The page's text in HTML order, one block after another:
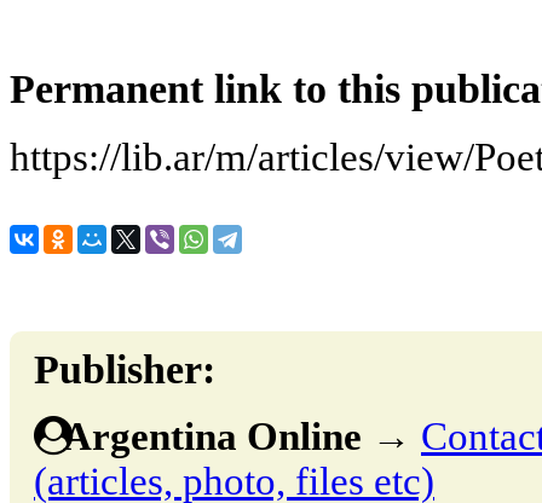
Permanent link to this
https://lib.ar/m/articles/view/
Publisher:
Argentina Online →
(articles, photo, files etc)